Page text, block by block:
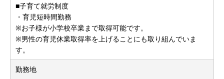
■子育て就労制度
・育児短時間勤務
※お子様が小学校卒業まで取得可能です。
※男性の育児休業取得率を上げることにも取り組んでいま
す。
勤務地